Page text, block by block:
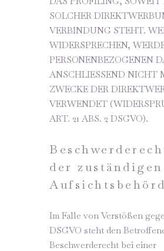
SOLCHER
VERBINDUNG STEHT.
WIDERSPRECHEN,
PERSONENBEZOGENEN
ANSCHLIESSEND NICHT
ZWECKE DER
VERWENDET
ART. 21 ABS. 2 DSGVO).
der zuständigen
Im Falle von Verstößen
DSGVO steht den
Beschwerderecht bei einer